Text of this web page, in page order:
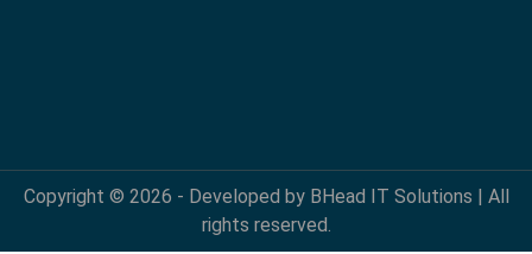
Copyright © 2026 - Developed by BHead IT Solutions | All
rights reserved.